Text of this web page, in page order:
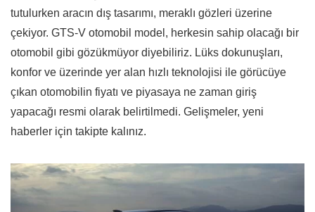
tutulurken aracın dış tasarımı, meraklı gözleri üzerine
çekiyor. GTS-V otomobil model, herkesin sahip olacağı bir
otomobil gibi gözükmüyor diyebiliriz. Lüks dokunuşları,
konfor ve üzerinde yer alan hızlı teknolojisi ile görücüye
çıkan otomobilin fiyatı ve piyasaya ne zaman giriş
yapacağı resmi olarak belirtilmedi. Gelişmeler, yeni
haberler için takipte kalınız.